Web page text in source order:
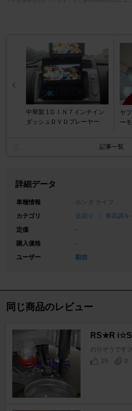
中華製 1ＤＩＮ７インチイン
ダッシュＤＶＤプレーヤー
ヤ
ー
記事一覧
詳細データ
車種情報
ホンダ ライフ
カテゴリ
足回り
車高調キ
定価
-
購入価格
-
ユーザー
勘吉
同じ商品のレビュー
RS★R
のりぞうです
15
0